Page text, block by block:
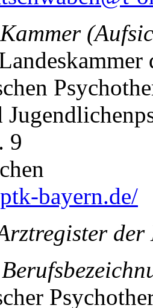
9
bayern.de/
der